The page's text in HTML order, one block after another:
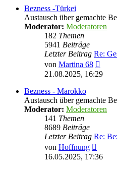
Bezness -Türkei
Austausch über gemachte
Moderator: Moderatoren
182 Themen
5941 Beiträge
Letzter Beitrag Re:
von Martina 68
21.08.2025, 16:29
Bezness - Marokko
Austausch über gemachte
Moderator: Moderatoren
141 Themen
8689 Beiträge
Letzter Beitrag Re:
von Hoffnung
Beitrag
16.05.2025, 17:36